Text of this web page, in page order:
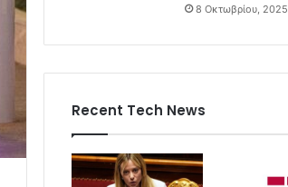
8 Οκτωβρίου, 2025
Recent Tech News